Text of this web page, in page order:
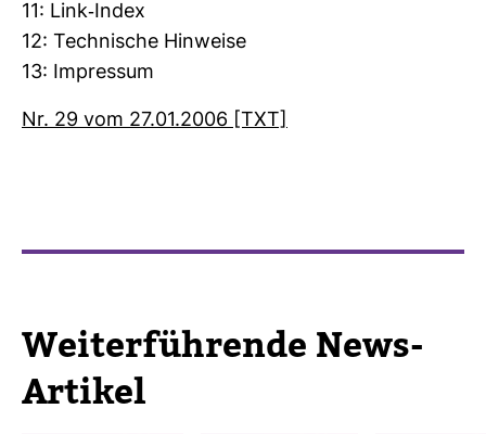
11: Link-​Index
12: Tech­ni­sche Hin­weise
13: Impressum
Nr. 29 vom 27.01.2006 [TXT]
Wei­ter­füh­rende News-​
Artikel